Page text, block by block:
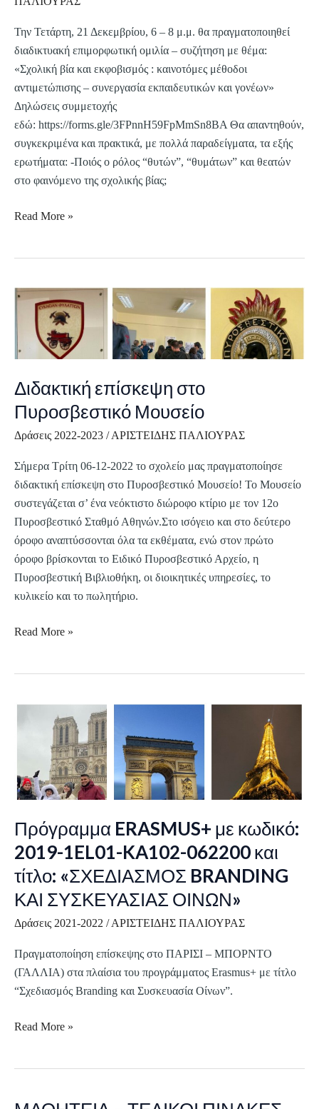
Την Τετάρτη, 21 Δεκεμβρίου, 6 – 8 μ.μ. θα πραγματοποιηθεί
διαδικτυακή επιμορφωτική ομιλία – συζήτηση με θέμα:
«Σχολική βία και εκφοβισμός : καινοτόμες μέθοδοι
αντιμετώπισης – συνεργασία εκπαιδευτικών και γονέων»
Δηλώσεις συμμετοχής
εδώ: https://forms.gle/3FPnnH59FpMmSn8BA Θα απαντηθούν,
συγκεκριμένα και πρακτικά, με πολλά παραδείγματα, τα εξής
ερωτήματα: -Ποιός ο ρόλος “θυτών”, “θυμάτων” και θεατών
στο φαινόμενο της σχολικής βίας;
–
συνεργασία
εκπαιδευτικών
και
γονέων
Read More »
Διδακτική επίσκεψη στο
Πυροσβεστικό Μουσείο
Δράσεις 2022-2023 /ΑΡΙΣΤΕΙΔΗΣ ΠΑΛΙΟΥΡΑΣ
Σήμερα Τρίτη 06-12-2022 το σχολείο μας πραγματοποίησε
διδακτική επίσκεψη στο Πυροσβεστικό Μουσείο! Το Μουσείο
συστεγάζεται σ’ ένα νεόκτιστο διώροφο κτίριο με τον 12ο
Πυροσβεστικό Σταθμό Αθηνών.Στο ισόγειο και στο δεύτερο
όροφο αναπτύσσονται όλα τα εκθέματα, ενώ στον πρώτο
όροφο βρίσκονται το Ειδικό Πυροσβεστικό Αρχείο, η
Πυροσβεστική Βιβλιοθήκη, οι διοικητικές υπηρεσίες, το
κυλικείο και το πωλητήριο.
Διδακτική
επίσκεψη
Πυροσβεστικό
Read More »
Πρόγραμμα ERASMUS+ με κωδικό:
2019-1EL01-KA102-062200 και
τίτλο: «ΣΧΕΔΙΑΣΜΟΣ BRANDING
ΚΑΙ ΣΥΣΚΕΥΑΣΙΑΣ ΟΙΝΩΝ»
Δράσεις 2021-2022 /ΑΡΙΣΤΕΙΔΗΣ ΠΑΛΙΟΥΡΑΣ
Πραγματοποίηση επίσκεψης στο ΠΑΡΙΣΙ – ΜΠΟΡΝΤΟ
(ΓΑΛΛΙΑ) στα πλαίσια του προγράμματος Erasmus+ με τίτλο
“Σχεδιασμός Branding και Συσκευασία Οίνων”.
ERASMUS+
2019-
1EL01-
KA102-
062200
και
τίτλο:
«ΣΧΕΔΙΑΣΜΟΣ
ΣΥΣΚΕΥΑΣΙΑΣ
ΟΙΝΩΝ»
Read More »
ΜΑΘΗΤΕΙΑ